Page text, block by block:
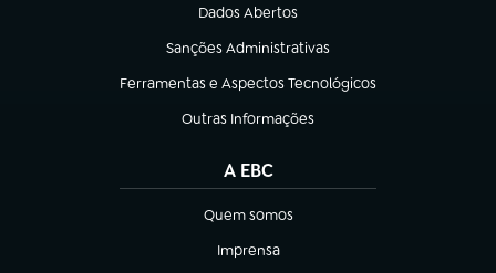
Dados Abertos
(abre em nova aba)
Sanções Administrativas
(abre em nova aba)
Ferramentas e Aspectos Tecnológicos
(abre em nova aba)
Outras Informações
(abre em nova aba)
A EBC
Quem somos
(abre em nova aba)
Imprensa
(abre em nova aba)